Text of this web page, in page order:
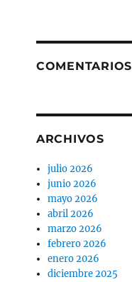
ARCHIVOS
julio 2026
junio 2026
mayo 2026
abril 2026
marzo 2026
febrero 2026
enero 2026
diciembre 2025